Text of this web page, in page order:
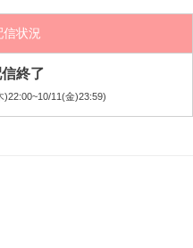
信状況
終了
)22:00~10/11(金)23:59)